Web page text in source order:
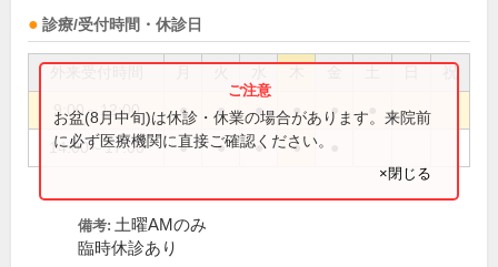
診療/受付時間・休診日
祝
9:00～12:00 ● ● ● ● ●
14:00～17:00 ● ● ● ●
お盆(8月中旬)は休診・休業の場合があります。来院前
に必ず医療機関に直接ご確認ください。
×閉じる
備考: 土曜AMのみ
臨時休診あり